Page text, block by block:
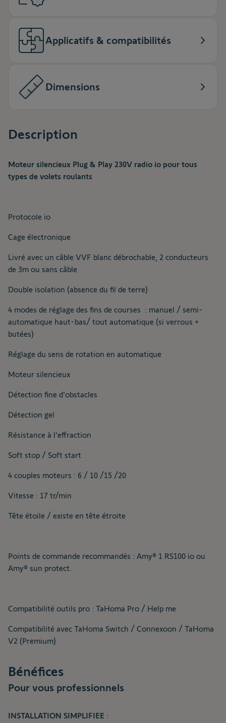
Applicatifs & compatibilités
Dimensions
Description
Moteur silencieux Plug & Play 230V radio io pour tous
types de volets roulants
Protocole io
Cage électronique
Livré avec un câble VVF blanc débrochable, 2 conducteurs
de 3m ou sans câble
Double isolation (absence du fil de terre)
4 modes de réglage des fins de courses : manuel / semi-
automatique haut-bas/ tout automatique (si verrous +
butées)
Réglage du sens de rotation en automatique
Moteur silencieux
Détection fine d'obstacles
Détection gel
Résistance à l'effraction
Soft stop / Soft start
4 couples moteurs : 6 / 10 /15 /20
Vitesse : 17 tr/min
Tête étoile / existe en tête étroite
Points de commande recommandés : Amy® 1 RS100 io ou
Amy® sun protect.
Compatibilité outils pro : TaHoma Pro / Help me
Compatibilité avec TaHoma Switch / Connexoon / TaHoma
V2 (Premium)
Bénéfices
Pour vous professionnels
INSTALLATION SIMPLIFIEE :